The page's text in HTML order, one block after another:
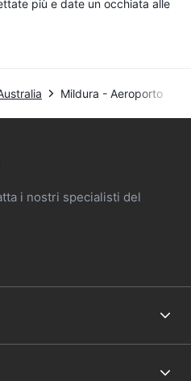
più e date un occhiata alle
Mildura - Aeroporto
i nostri specialisti del